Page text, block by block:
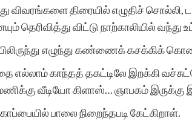
விவரங்களை திரையில் எழுதிச்
விட்டு நாற்காலியில் வந்து
எழுந்து கண்ணைக் கசக்கிக்
எல்லாம் காந்தத் தகட்டிலே இறக்கி
மணிக்கு வீடியோ கிளாஸ்… ஞாபகம் இருக்கு
பாலை நிறைந்தபடி கேட்கிறாள்.